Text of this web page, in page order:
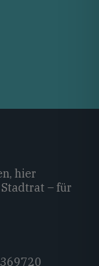
hier
– für